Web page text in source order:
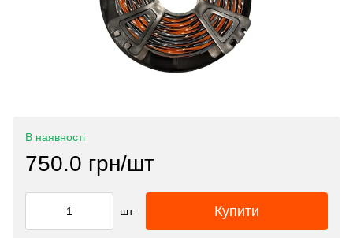
В наявності
750.0 грн/шт
шт Купити